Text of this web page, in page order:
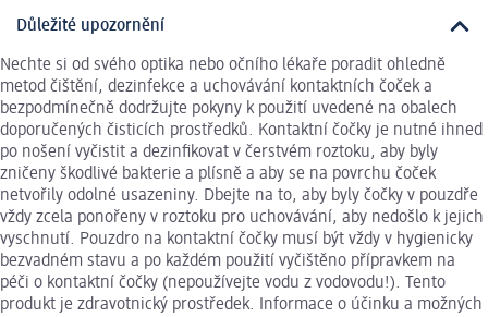
Důležité upozornění
Nechte si od svého optika nebo očního lékaře poradit ohledně
metod čištění, dezinfekce a uchovávání kontaktních čoček a
bezpodmínečně dodržujte pokyny k použití uvedené na obalech
doporučených čisticích prostředků. Kontaktní čočky je nutné ihned
po nošení vyčistit a dezinfikovat v čerstvém roztoku, aby byly
zničeny škodlivé bakterie a plísně a aby se na povrchu čoček
netvořily odolné usazeniny. Dbejte na to, aby byly čočky v pouzdře
vždy zcela ponořeny v roztoku pro uchovávání, aby nedošlo k jejich
vyschnutí. Pouzdro na kontaktní čočky musí být vždy v hygienicky
bezvadném stavu a po každém použití vyčištěno přípravkem na
péči o kontaktní čočky (nepoužívejte vodu z vodovodu!). Tento
produkt je zdravotnický prostředek. Informace o účinku a možných